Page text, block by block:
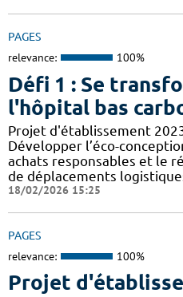
PAGES
relevance: 100%
Défi 1 : Se
l'hôpital bas
Projet d'établissement
Développer l’éco-
achats responsables et le
de déplacements
18/02/2026 15:25
PAGES
relevance: 100%
Projet